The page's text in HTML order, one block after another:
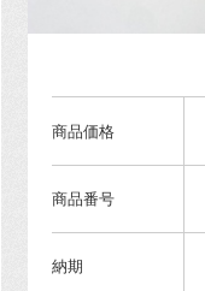
商品価格
商品番号
納期